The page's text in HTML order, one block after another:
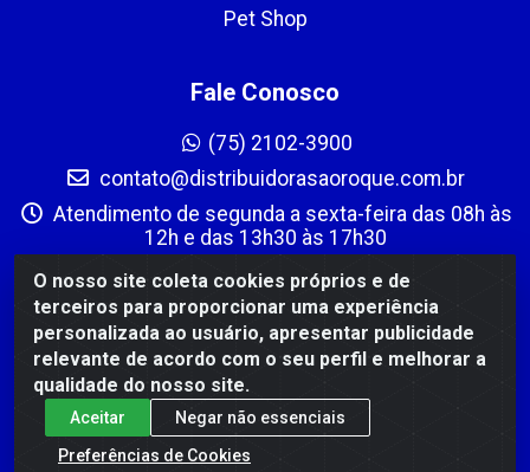
O nosso site coleta cookies próprios e de
terceiros para proporcionar uma experiência
personalizada ao usuário, apresentar publicidade
relevante de acordo com o seu perfil e melhorar a
qualidade do nosso site.
Aceitar
Negar não essenciais
Preferências de Cookies
Pet Shop
Fale Conosco
(75) 2102-3900
contato@distribuidorasaoroque.com.br
Atendimento de segunda a sexta-feira das 08h às
12h e das 13h30 às 17h30
Instagram
Formas de Pagamento
DIST DE PROD ALIM SÃO ROQUE LTDA - AVENIDA PROBAHIA,